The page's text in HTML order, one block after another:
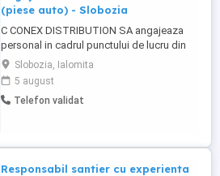
(piese auto) - Slobozia
C CONEX DISTRIBUTION SA angajeaza
personal in cadrul punctului de lucru din
Slobozia Compania este infiintata in anul
2003 si are ca domeniu de activitate
distributia de piese auto si consumabile
pentru autoturisme. Responsabilitati: -
Slobozia, Ialomita
5 august
Telefon validat
Responsabil santier cu experienta